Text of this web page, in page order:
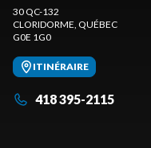
30 QC-132
CLORIDORME, QUÉBEC
G0E 1G0
ITINÉRAIRE
418 395-2115